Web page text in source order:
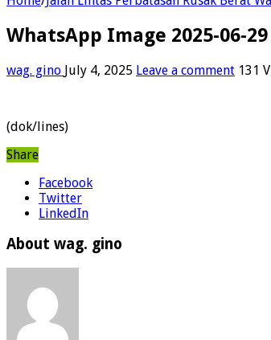
WhatsApp Image 2025-06-29
wag. gino July 4, 2025 Leave a comment 131
(dok/lines)
Share
Facebook
Twitter
LinkedIn
About wag. gino